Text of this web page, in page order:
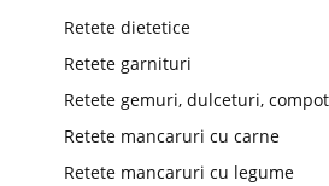
Retete dietetice
Retete garnituri
Retete gemuri, dulceturi,
Retete mancaruri cu carne
Retete mancaruri cu legume